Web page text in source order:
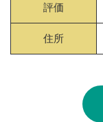
評価
住所